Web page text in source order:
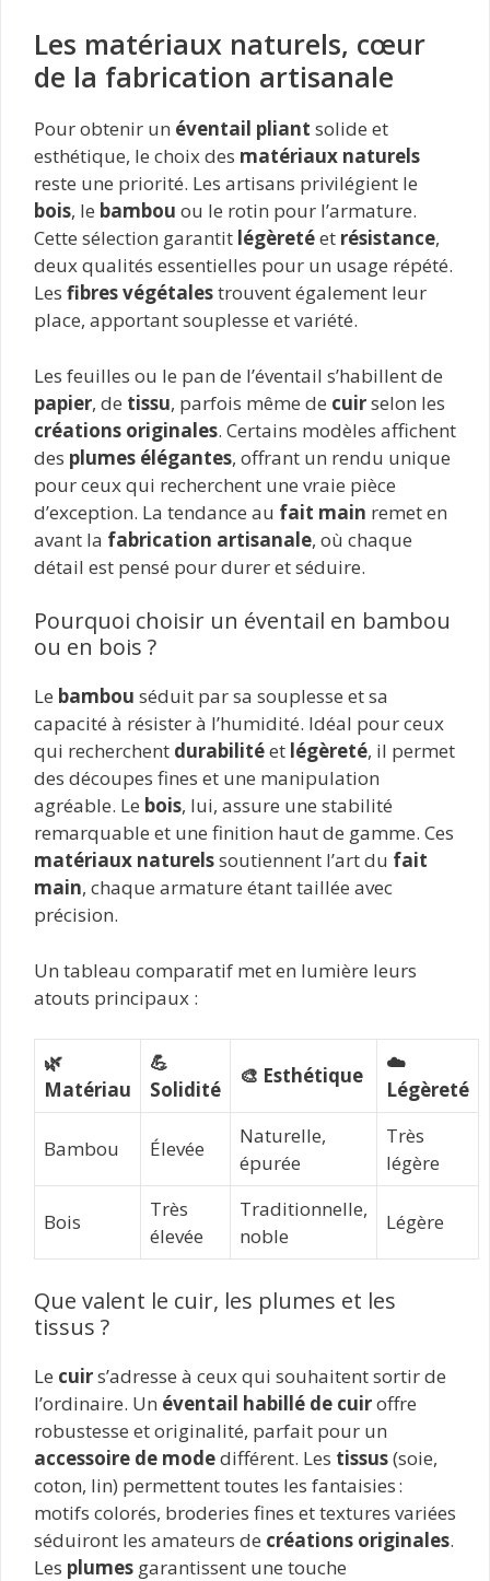
Les matériaux naturels, cœur
de la fabrication artisanale
Pour obtenir un éventail pliant solide et
esthétique, le choix des matériaux naturels
reste une priorité. Les artisans privilégient le
bois, le bambou ou le rotin pour l’armature.
Cette sélection garantit légèretéet résistance,
deux qualités essentielles pour un usage répété.
Les fibres végétalestrouvent également leur
place, apportant souplesse et variété.
Les feuilles ou le pan de l’éventail s’habillent de
papier, de tissu, parfois même de cuirselon les
créations originales. Certains modèles affichent
des plumes élégantes, offrant un rendu unique
pour ceux qui recherchent une vraie pièce
d’exception. La tendance au fait main remet en
avant la fabrication artisanale, où chaque
détail est pensé pour durer et séduire.
Pourquoi choisir un éventail en bambou
ou en bois ?
Le bambou séduit par sa souplesse et sa
capacité à résister à l’humidité. Idéal pour ceux
qui recherchent durabilitéet légèreté, il permet
des découpes fines et une manipulation
agréable. Le bois, lui, assure une stabilité
remarquable et une finition haut de gamme. Ces
matériaux naturelssoutiennent l’art du fait
main, chaque armature étant taillée avec
précision.
Un tableau comparatif met en lumière leurs
atouts principaux :
🌿
Matériau
💪
Solidité
🎨 Esthétique
☁️
Légèreté
Bambou Élevée
Naturelle,
épurée
Très
légère
Bois
Très
élevée
Traditionnelle,
noble
Légère
Que valent le cuir, les plumes et les
tissus ?
Le cuirs’adresse à ceux qui souhaitent sortir de
l’ordinaire. Un éventail habillé de cuiroffre
robustesse et originalité, parfait pour un
accessoire de modedifférent. Les tissus(soie,
coton, lin) permettent toutes les fantaisies :
motifs colorés, broderies fines et textures variées
séduiront les amateurs de créations originales.
Les plumes garantissent une touche